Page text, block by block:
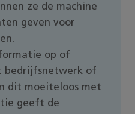
ze de machine
geven voor
op of
bedrijfsnetwerk of
dit moeiteloos met
geeft de